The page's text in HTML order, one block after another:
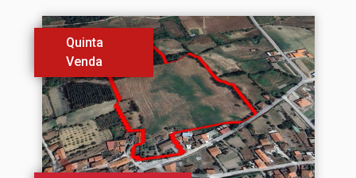
Quinta
Venda